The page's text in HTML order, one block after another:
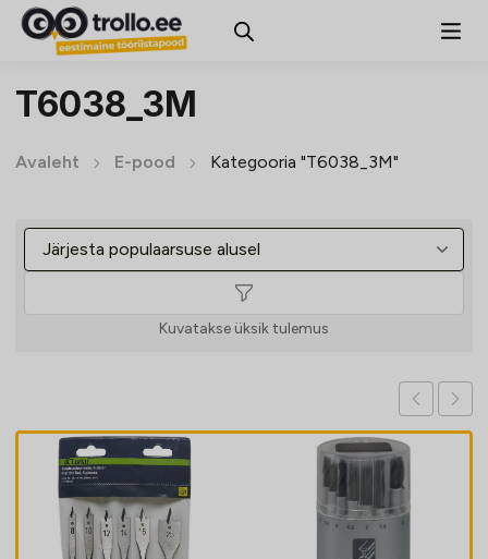
T6038_3M
Avaleht E-pood Kategooria "T6038_3M"
Kuvatakse üksik tulemus